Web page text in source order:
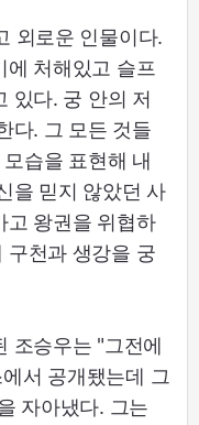
외로운 인물이다.
에 처해있고 슬프
있다. 궁 안의 저
다. 그 모든 것들
습을 표현해 내
을 믿지 않았던 사
고 왕권을 위협하
구천과 생강을 궁
조승우는 "그전에
서 공개됐는데 그
자아냈다. 그는